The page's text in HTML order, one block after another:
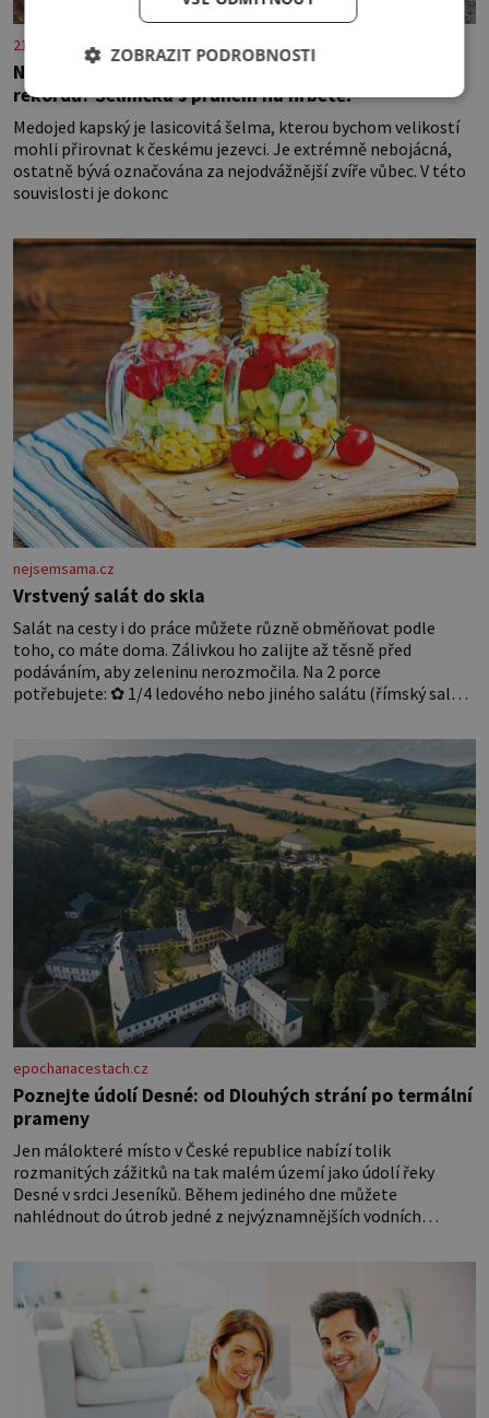
21stoleti.cz
Nejodvážnější zvíře podle Guinnessovy knihy
rekordů? Šelmička s pruhem na hřbetě!
Medojed kapský je lasicovitá šelma, kterou bychom velikostí
mohli přirovnat k českému jezevci. Je extrémně nebojácná,
ostatně bývá označována za nejodvážnější zvíře vůbec. V této
souvislosti je dokonc
nejsemsama.cz
Vrstvený salát do skla
Salát na cesty i do práce můžete různě obměňovat podle
toho, co máte doma. Zálivkou ho zalijte až těsně před
podáváním, aby zeleninu nerozmočila. Na 2 porce
potřebujete: ✿ 1/4 ledového nebo jiného salátu (římský salát,
rajčata Zálivka: ✿ 4 lžíce olivového oleje ✿ 1 lžíci citronové
šťávy ✿ ½ stroužku
epochanacestach.cz
Poznejte údolí Desné: od Dlouhých strání po termální
prameny
Jen málokteré místo v České republice nabízí tolik
rozmanitých zážitků na tak malém území jako údolí řeky
Desné v srdci Jeseníků. Během jediného dne můžete
nahlédnout do útrob jedné z nejvýznamnějších vodních
koloběžce a den zakončit poznáváním památek ve Velkých
Losinách nebo v termálním
ZOBRAZIT PODROBNOSTI